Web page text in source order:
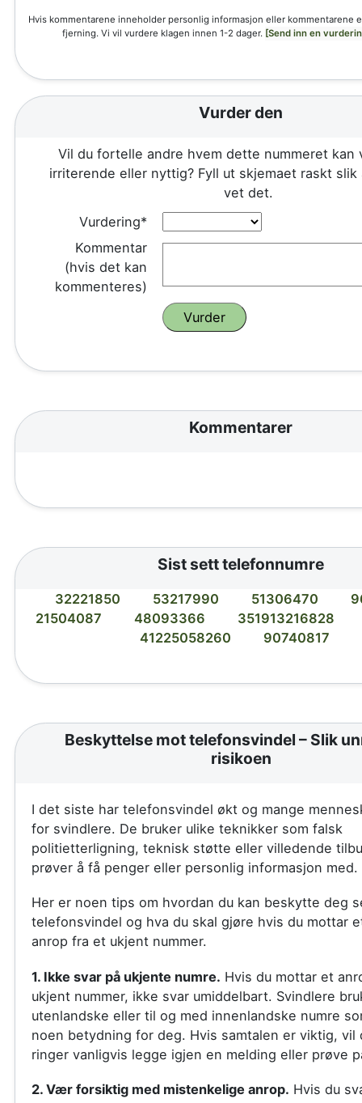
Hvis kommentarene inneholder personlig informasjon eller kommentarene
fjerning. Vi vil vurdere klagen innen 1-2 dager. [Send inn en
Vurder den
Vil du fortelle andre hvem dette nummeret kan
irriterende eller nyttig? Fyll ut skjemaet raskt slik
vet det.
Vurdering*
Kommentar
(hvis det kan
kommenteres)
Kommentarer
Sist sett telefonnumre
32221850 53217990 51306470
21504087
48093366
351913216828
41225058260
90740817
Beskyttelse mot telefonsvindel – Slik
risikoen
I det siste har telefonsvindel økt og mange
for svindlere. De bruker ulike teknikker som falsk
politietterligning, teknisk støtte eller villedende
prøver å få penger eller personlig informasjon med.
Her er noen tips om hvordan du kan beskytte deg
telefonsvindel og hva du skal gjøre hvis du mottar
anrop fra et ukjent nummer.
1. Ikke svar på ukjente numre. Hvis du mottar et
ukjent nummer, ikke svar umiddelbart. Svindlere
utenlandske eller til og med innenlandske numre
noen betydning for deg. Hvis samtalen er viktig, vil
ringer vanligvis legge igjen en melding eller prøve
2. Vær forsiktig med mistenkelige anrop. Hvis du